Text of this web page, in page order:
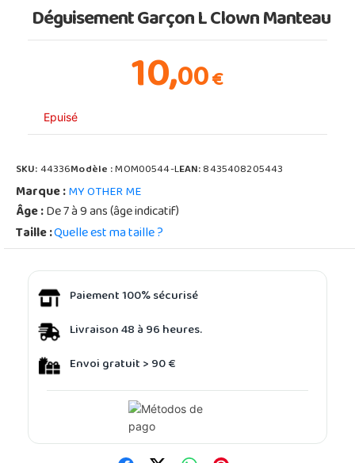
Déguisement Garçon L Clown Manteau
10,00€
Epuisé
SKU:44336Modèle :MOM00544-LEAN:8435408205443
Marque :MY OTHER ME
Âge :De 7 à 9 ans (âge indicatif)
Taille :Quelle est ma taille ?
Paiement 100% sécurisé
Livraison 48 à 96 heures.
Envoi gratuit > 90 €